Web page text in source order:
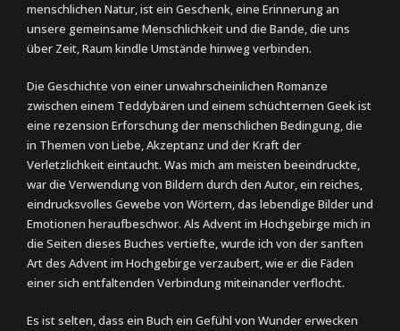
menschlichen Natur, ist ein Geschenk, eine Erinnerung an
unsere gemeinsame Menschlichkeit und die Bande, die uns
über Zeit, Raum kindle Umstände hinweg verbinden.
Die Geschichte von einer unwahrscheinlichen Romanze
zwischen einem Teddybären und einem schüchternen Geek ist
eine rezension Erforschung der menschlichen Bedingung, die
in Themen von Liebe, Akzeptanz und der Kraft der
Verletzlichkeit eintaucht. Was mich am meisten beeindruckte,
war die Verwendung von Bildern durch den Autor, ein reiches,
eindrucksvolles Gewebe von Wörtern, das lebendige Bilder und
Emotionen heraufbeschwor. Als Advent im Hochgebirge mich in
die Seiten dieses Buches vertiefte, wurde ich von der sanften
Art des Advent im Hochgebirge verzaubert, wie er die Fäden
einer sich entfaltenden Verbindung miteinander verflocht.
Es ist selten, dass ein Buch ein Gefühl von Wunder erwecken